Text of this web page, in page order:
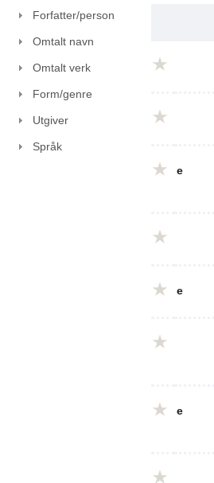
Forfatter/person
Omtalt navn
Omtalt verk
Form/genre
Utgiver
Språk
e
e
e